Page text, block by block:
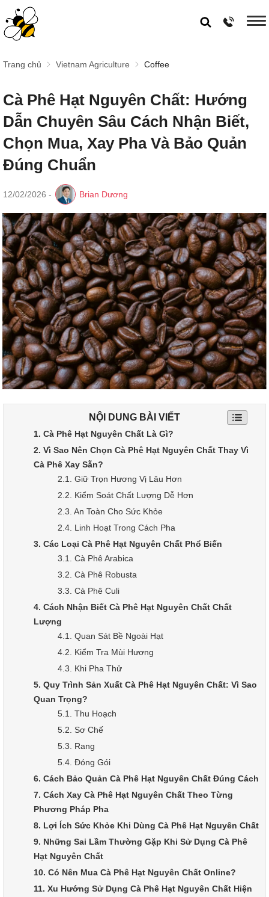
Trang chủ Vietnam Agriculture Coffee
Cà Phê Hạt Nguyên Chất: Hướng
Dẫn Chuyên Sâu Cách Nhận Biết,
Chọn Mua, Xay Pha Và Bảo Quản
Đúng Chuẩn
12/02/2026 - Brian Dương
NỘI DUNG BÀI VIẾT
1. Cà Phê Hạt Nguyên Chất Là Gì?
2. Vì Sao Nên Chọn Cà Phê Hạt Nguyên Chất Thay Vì
Cà Phê Xay Sẵn?
2.1. Giữ Trọn Hương Vị Lâu Hơn
2.2. Kiểm Soát Chất Lượng Dễ Hơn
2.3. An Toàn Cho Sức Khỏe
2.4. Linh Hoạt Trong Cách Pha
3. Các Loại Cà Phê Hạt Nguyên Chất Phổ Biến
3.1. Cà Phê Arabica
3.2. Cà Phê Robusta
3.3. Cà Phê Culi
4. Cách Nhận Biết Cà Phê Hạt Nguyên Chất Chất
Lượng
4.1. Quan Sát Bề Ngoài Hạt
4.2. Kiểm Tra Mùi Hương
4.3. Khi Pha Thử
5. Quy Trình Sản Xuất Cà Phê Hạt Nguyên Chất: Vì Sao
Quan Trọng?
5.1. Thu Hoạch
5.2. Sơ Chế
5.3. Rang
5.4. Đóng Gói
6. Cách Bảo Quản Cà Phê Hạt Nguyên Chất Đúng Cách
7. Cách Xay Cà Phê Hạt Nguyên Chất Theo Từng
Phương Pháp Pha
8. Lợi Ích Sức Khỏe Khi Dùng Cà Phê Hạt Nguyên Chất
9. Những Sai Lầm Thường Gặp Khi Sử Dụng Cà Phê
Hạt Nguyên Chất
10. Có Nên Mua Cà Phê Hạt Nguyên Chất Online?
11. Xu Hướng Sử Dụng Cà Phê Hạt Nguyên Chất Hiện